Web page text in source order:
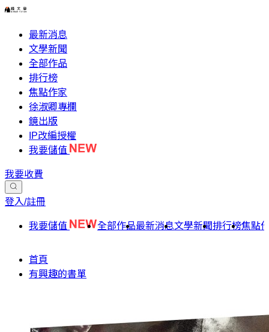
最新消息
文學新聞
全部作品
排行榜
焦點作家
徐淑卿專欄
鏡出版
IP改編授權
我要儲值
我要收費
登入/註冊
我要儲值 全部作品最新消息文學新聞排行榜焦點
首頁
有興趣的書單